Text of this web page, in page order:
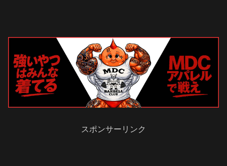
スポンサーリンク